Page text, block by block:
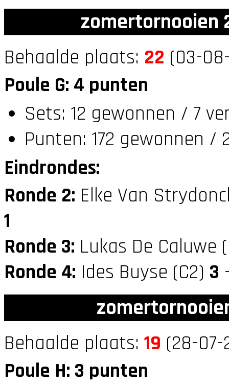
zomertornooien
Behaalde plaats: 22 (03-
Poule G: 4 punten
Sets: 12 gewonnen / 7
Punten: 172 gewonnen /
Eindrondes:
Ronde 2: Elke Van
1
Ronde 3: Lukas De Caluwe
Ronde 4: Ides Buyse (C2) 3
Behaalde plaats: 19 (28-07-
Poule H: 3 punten